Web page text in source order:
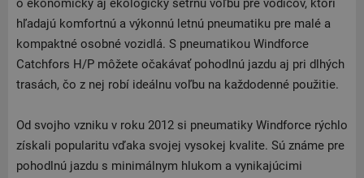
o ekonomicky aj ekologicky šetrnú voľbu pre vodičov, ktorí
hľadajú komfortnú a výkonnú letnú pneumatiku pre malé a
kompaktné osobné vozidlá. S pneumatikou Windforce
Catchfors H/P môžete očakávať pohodlnú jazdu aj pri dlhých
trasách, čo z nej robí ideálnu voľbu na každodenné použitie.
Od svojho vzniku v roku 2012 si pneumatiky Windforce rýchlo
získali popularitu vďaka svojej vysokej kvalite. Sú známe pre
pohodlnú jazdu s minimálnym hlukom a vynikajúcimi